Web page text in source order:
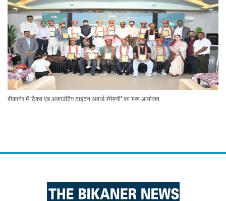
बीकानेर में ‘टैक्स एंड अकाउंटिंग टाइटन अवार्ड सेरेमनी’ का भव्य आयोजन